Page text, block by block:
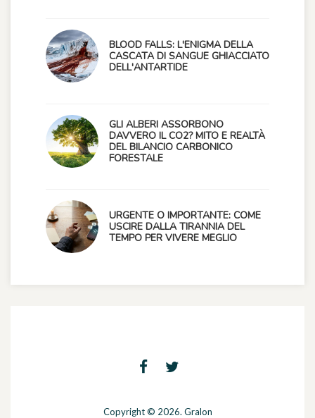
BLOOD FALLS: L'ENIGMA DELLA
CASCATA DI SANGUE GHIACCIATO
DELL'ANTARTIDE
GLI ALBERI ASSORBONO
DAVVERO IL CO2? MITO E REALTÀ
DEL BILANCIO CARBONICO
FORESTALE
URGENTE O IMPORTANTE: COME
USCIRE DALLA TIRANNIA DEL
TEMPO PER VIVERE MEGLIO
Copyright © 2026. Gralon